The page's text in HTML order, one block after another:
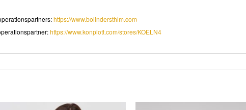
https://www.bolindersthlm.com
https://www.konplott.com/stores/KOELN4